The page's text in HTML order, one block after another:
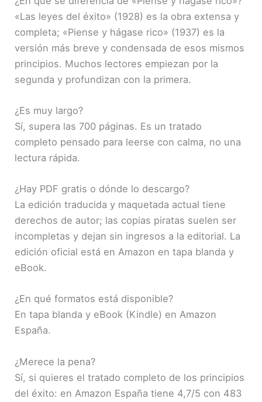
«Las leyes del éxito» (1928) es la obra extensa y
completa; «Piense y hágase rico» (1937) es la
versión más breve y condensada de esos mismos
principios. Muchos lectores empiezan por la
segunda y profundizan con la primera.
¿Es muy largo?
Sí, supera las 700 páginas. Es un tratado
completo pensado para leerse con calma, no una
lectura rápida.
¿Hay PDF gratis o dónde lo descargo?
La edición traducida y maquetada actual tiene
derechos de autor; las copias piratas suelen ser
incompletas y dejan sin ingresos a la editorial. La
edición oficial está en Amazon en tapa blanda y
eBook.
¿En qué formatos está disponible?
En tapa blanda y eBook (Kindle) en Amazon
España.
¿Merece la pena?
Sí, si quieres el tratado completo de los principios
del éxito: en Amazon España tiene 4,7/5 con 483